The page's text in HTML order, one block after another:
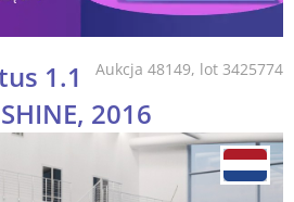
Aukcja 48149, lot 3425774
1.1
2016